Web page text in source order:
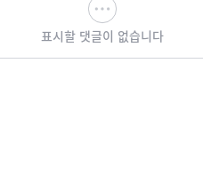
표시할 댓글이 없습니다